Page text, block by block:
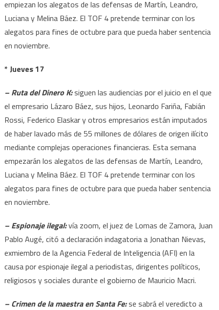
empiezan los alegatos de las defensas de Martín, Leandro,
Luciana y Melina Báez. El TOF 4 pretende terminar con los
alegatos para fines de octubre para que pueda haber sentencia
en noviembre.
* Jueves 17
– Ruta del Dinero K:siguen las audiencias por el juicio en el que
el empresario Lázaro Báez, sus hijos, Leonardo Fariña, Fabián
Rossi, Federico Elaskar y otros empresarios están imputados
de haber lavado más de 55 millones de dólares de origen ilícito
mediante complejas operaciones financieras. Esta semana
empezarán los alegatos de las defensas de Martín, Leandro,
Luciana y Melina Báez. El TOF 4 pretende terminar con los
alegatos para fines de octubre para que pueda haber sentencia
en noviembre.
– Espionaje ilegal:vía zoom, el juez de Lomas de Zamora, Juan
Pablo Augé, citó a declaración indagatoria a Jonathan Nievas,
exmiembro de la Agencia Federal de Inteligencia (AFI) en la
causa por espionaje ilegal a periodistas, dirigentes políticos,
religiosos y sociales durante el gobierno de Mauricio Macri.
– Crimen de la maestra en Santa Fe:se sabrá el veredicto a